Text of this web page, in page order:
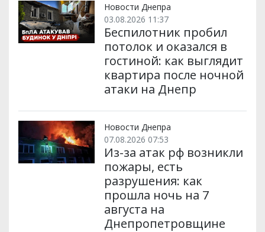
Новости Днепра
03.08.2026 11:37
Беспилотник пробил
потолок и оказался в
гостиной: как выглядит
квартира после ночной
атаки на Днепр
Новости Днепра
07.08.2026 07:53
Из-за атак рф возникли
пожары, есть
разрушения: как
прошла ночь на 7
августа на
Днепропетровщине